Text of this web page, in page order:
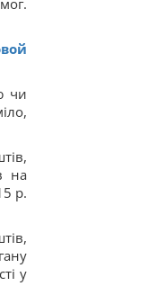
чи
на
р.
у